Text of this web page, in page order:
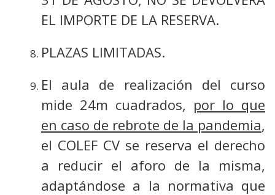
EL IMPORTE DE LA RESERVA.
PLAZAS LIMITADAS.
El aula de realización del curso
mide 24m cuadrados, por lo que
en caso de rebrote de la pandemia,
el COLEF CV se reserva el derecho
a reducir el aforo de la misma,
adaptándose a la normativa que